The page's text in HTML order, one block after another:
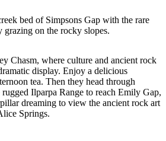
bed of Simpsons Gap with the rare
on the rocky slopes.
Chasm, where culture and ancient rock
display. Enjoy a delicious
tea. Then they head through
Ilparpa Range to reach Emily Gap,
dreaming to view the ancient rock art
Springs.